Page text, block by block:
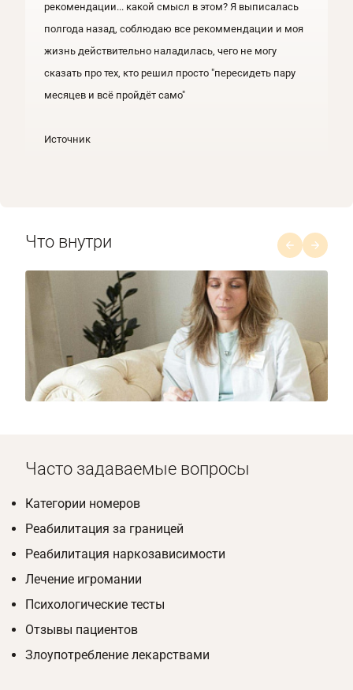
рекомендации... какой смысл в этом? Я выписалась
полгода назад, соблюдаю все рекоммендации и моя
жизнь действительно наладилась, чего не могу
сказать про тех, кто решил просто "пересидеть пару
месяцев и всё пройдёт само"
Источник
Что внутри
1/8
Часто задаваемые вопросы
Категории номеров
Реабилитация за границей
Реабилитация наркозависимости
Лечение игромании
Психологические тесты
Отзывы пациентов
Злоупотребление лекарствами